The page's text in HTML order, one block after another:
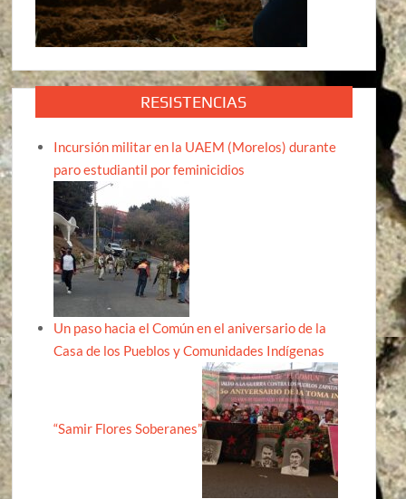
RESISTENCIAS
Incursión militar en la UAEM (Morelos) durante
paro estudiantil por feminicidios
Un paso hacia el Común en el aniversario de la
Casa de los Pueblos y Comunidades Indígenas
“Samir Flores Soberanes”